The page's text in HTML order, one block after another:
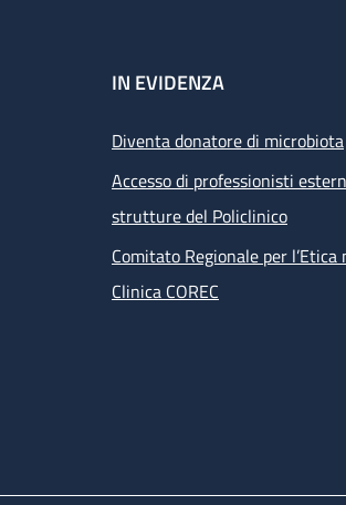
IN EVIDENZA
Diventa donatore di microbiota
Accesso di professionisti
strutture del Policlinico
Comitato Regionale per l’Etica
Clinica COREC